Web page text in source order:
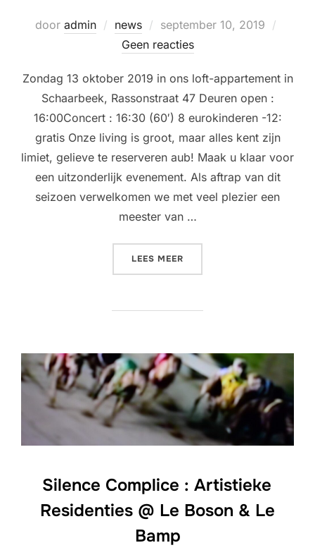
door admin news
Geplaatst
op
september 10, 2019
Geen reacties
Zondag 13 oktober 2019 in ons loft-appartement in
Schaarbeek, Rassonstraat 47 Deuren open :
16:00Concert : 16:30 (60′) 8 eurokinderen -12:
gratis Onze living is groot, maar alles kent zijn
limiet, gelieve te reserveren aub! Maak u klaar voor
een uitzonderlijk evenement. Als aftrap van dit
seizoen verwelkomen we met veel plezier een
meester van …
LEES MEER
Silence Complice : Artistieke
Residenties @ Le Boson & Le
Bamp